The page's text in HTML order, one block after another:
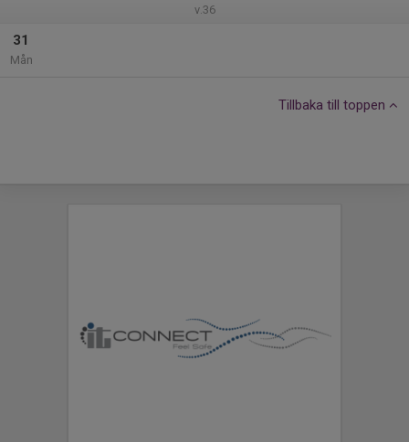
v.36
31
Mån
Tillbaka till toppen